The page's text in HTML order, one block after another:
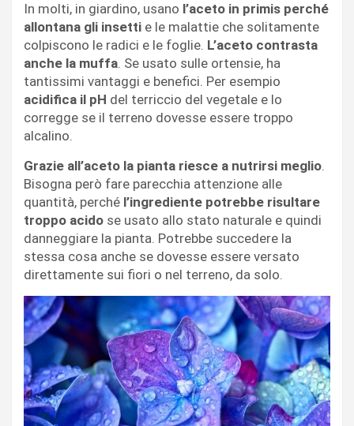
In molti, in giardino, usano l’aceto in primis perché
allontana gli insetti e le malattie che solitamente
colpiscono le radici e le foglie. L’aceto contrasta
anche la muffa. Se usato sulle ortensie, ha
tantissimi vantaggi e benefici. Per esempio
acidifica il pH del terriccio del vegetale e lo
corregge se il terreno dovesse essere troppo
alcalino.
Grazie all’aceto la pianta riesce a nutrirsi meglio.
Bisogna però fare parecchia attenzione alle
quantità, perché l’ingrediente potrebbe risultare
troppo acido se usato allo stato naturale e quindi
danneggiare la pianta. Potrebbe succedere la
stessa cosa anche se dovesse essere versato
direttamente sui fiori o nel terreno, da solo.